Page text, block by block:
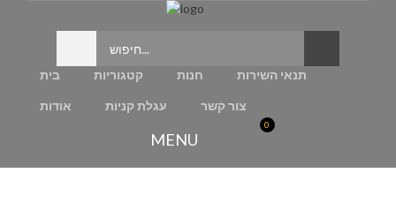
בית קטגוריות חנות תנאי השירות
אודות עגלת קניות צור קשר
MENU
0